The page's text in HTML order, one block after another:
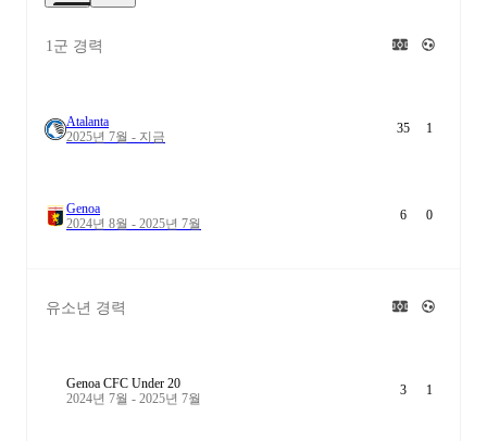
1군 경력
Atalanta
2025년 7월 - 지금
35 1
Genoa
2024년 8월 - 2025년 7월
6 0
유소년 경력
Genoa CFC Under 20
2024년 7월 - 2025년 7월
3 1